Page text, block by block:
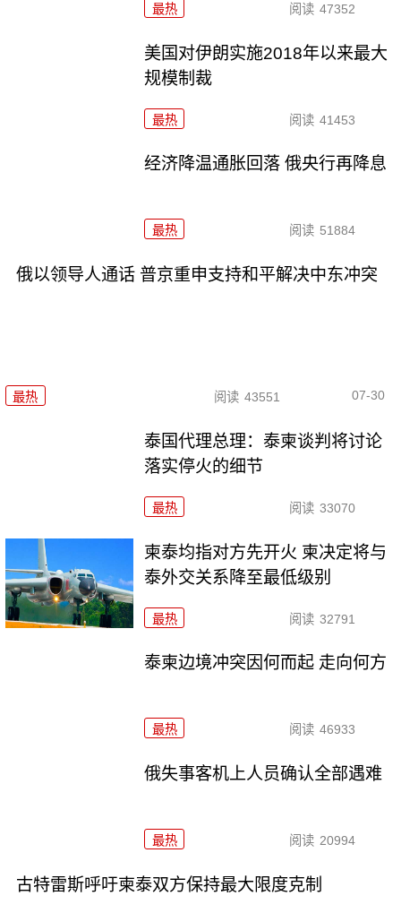
最热 阅读 47352
美国对伊朗实施2018年以来最大
规模制裁
最热 阅读 41453
经济降温通胀回落 俄央行再降息
最热 阅读 51884
俄以领导人通话 普京重申支持和平解决中东冲突
最热 阅读 43551 07-30
泰国代理总理：泰柬谈判将讨论
落实停火的细节
最热 阅读 33070
柬泰均指对方先开火 柬决定将与
泰外交关系降至最低级别
最热 阅读 32791
泰柬边境冲突因何而起 走向何方
最热 阅读 46933
俄失事客机上人员确认全部遇难
最热 阅读 20994
古特雷斯呼吁柬泰双方保持最大限度克制